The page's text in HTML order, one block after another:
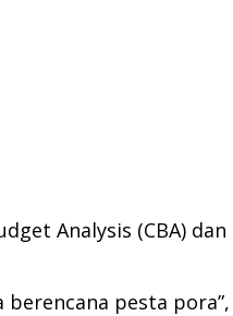
Analysis (CBA)
pesta